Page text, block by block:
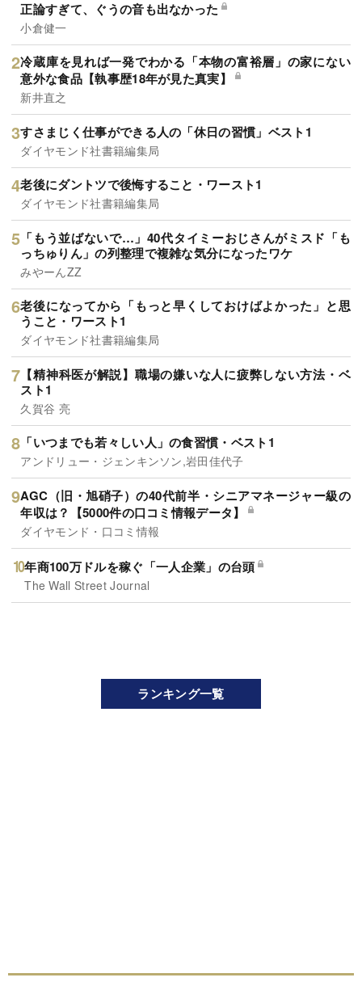
正論すぎて、ぐうの音も出なかった
小倉健一
冷蔵庫を見れば一発でわかる「本物の富裕層」の家にない
意外な食品【執事歴18年が見た真実】
新井直之
すさまじく仕事ができる人の「休日の習慣」ベスト1
ダイヤモンド社書籍編集局
老後にダントツで後悔すること・ワースト1
ダイヤモンド社書籍編集局
「もう並ばないで…」40代タイミーおじさんがミスド「も
っちゅりん」の列整理で複雑な気分になったワケ
みやーんZZ
老後になってから「もっと早くしておけばよかった」と思
うこと・ワースト1
ダイヤモンド社書籍編集局
【精神科医が解説】職場の嫌いな人に疲弊しない方法・ベ
スト1
久賀谷 亮
「いつまでも若々しい人」の食習慣・ベスト1
アンドリュー・ジェンキンソン,岩田佳代子
AGC（旧・旭硝子）の40代前半・シニアマネージャー級の
年収は？【5000件の口コミ情報データ】
ダイヤモンド・口コミ情報
年商100万ドルを稼ぐ「一人企業」の台頭
The Wall Street Journal
ランキング一覧